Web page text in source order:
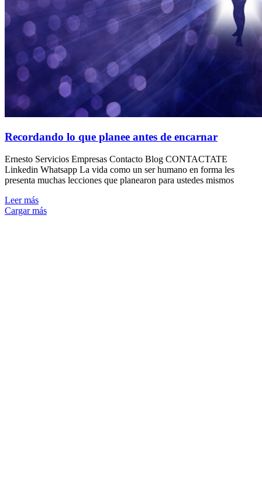
Recordando lo que planee antes de encarnar
Ernesto Servicios Empresas Contacto Blog CONTACTATE
Linkedin Whatsapp La vida como un ser humano en forma les
presenta muchas lecciones que planearon para ustedes mismos
Leer más
Cargar más